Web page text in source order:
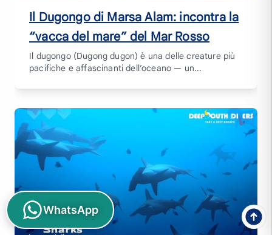
Il Dugongo di Marsa Alam: incontra la
“vacca del mare” del Mar Rosso
Il dugongo (Dugong dugon) è una delle creature più
pacifiche e affascinanti dell’oceano — un...
WhatsApp